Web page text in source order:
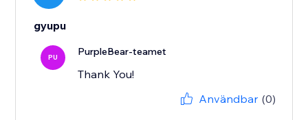
gyupu
PU PurpleBear-teamet
Thank You!
Användbar (0)